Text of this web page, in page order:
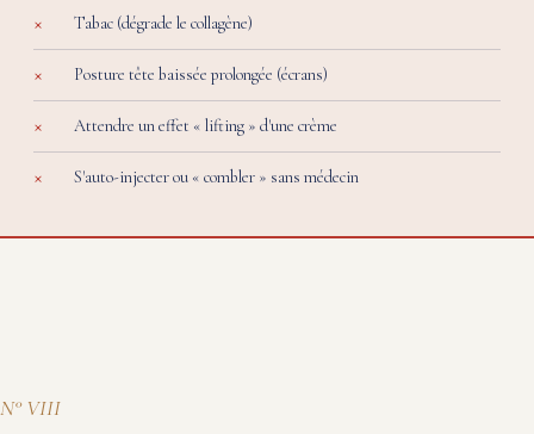
Tabac (dégrade le collagène)
Posture tête baissée prolongée (écrans)
Attendre un effet « lifting » d'une crème
S'auto-injecter ou « combler » sans médecin
N° VIII